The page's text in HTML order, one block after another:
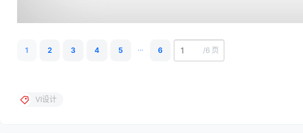
1 2 3 4 5 ... 6 /6 页
VI设计